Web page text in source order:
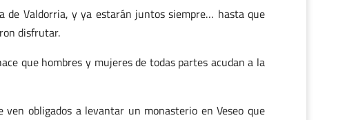
de Valdorria, y ya estarán juntos siempre… hasta que
disfrutar.
que hombres y mujeres de todas partes acudan a la
obligados a levantar un monasterio en Veseo que